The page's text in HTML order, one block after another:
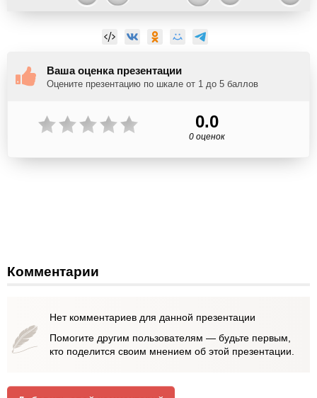
Ваша оценка презентации
Оцените презентацию по шкале от 1 до 5 баллов
0.0
0 оценок
Комментарии
Нет комментариев для данной презентации
Помогите другим пользователям — будьте первым,
кто поделится своим мнением об этой презентации.